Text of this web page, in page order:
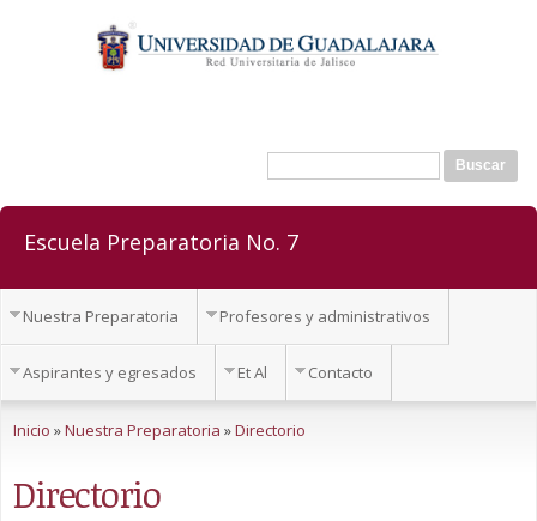
contenido
principal
Formulario de búsqueda
Buscar
Escuela Preparatoria No. 7
Nuestra Preparatoria Profesores y administrativos
Aspirantes y egresados Et Al Contacto
Inicio »Nuestra Preparatoria »Directorio
Directorio